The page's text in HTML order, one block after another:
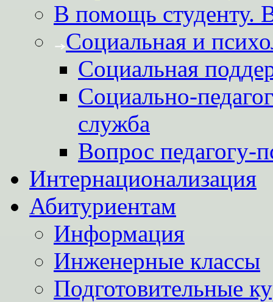
В помощь студенту.
Социальная и
Социальная
Социально-
служба
Вопрос педагогу-
Интернационализация
Абитуриентам
Информация
Инженерные классы
Подготовительные